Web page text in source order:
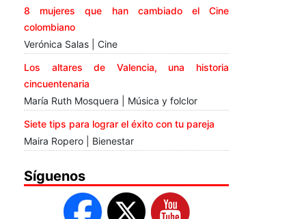
8 mujeres que han cambiado el Cine
colombiano
Verónica Salas | Cine
Los altares de Valencia, una historia
cincuentenaria
María Ruth Mosquera | Música y folclor
Siete tips para lograr el éxito con tu pareja
Maira Ropero | Bienestar
Síguenos